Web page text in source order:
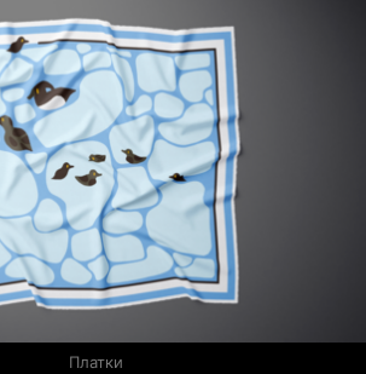
Платки